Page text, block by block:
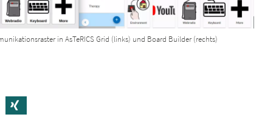
in AsTeRICS Grid (links) und Board Builder (rechts)